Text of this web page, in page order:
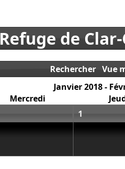
Refuge de
Rechercher Vue
Janvier 2018 -
Mercredi
1